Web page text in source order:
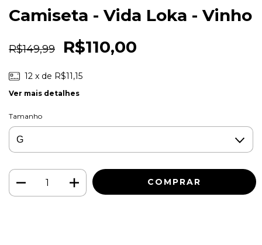
Camiseta - Vida Loka - Vinho
R$149,99 R$110,00
12 x de R$11,15
Ver mais detalhes
Tamanho